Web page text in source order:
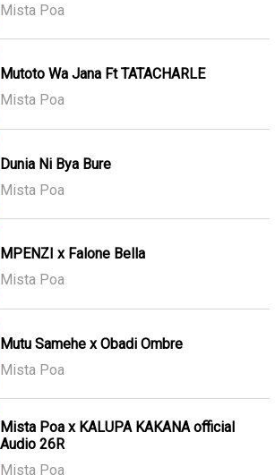
Mista Poa
Mutoto Wa Jana Ft TATACHARLE
Mista Poa
Dunia Ni Bya Bure
Mista Poa
MPENZI x Falone Bella
Mista Poa
Mutu Samehe x Obadi Ombre
Mista Poa
Mista Poa x KALUPA KAKANA official
Audio 26R
Mista Poa